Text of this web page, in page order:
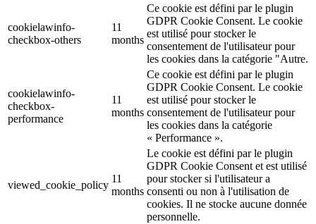
cookielawinfo-
checkbox-others
11
months
Ce cookie est défini par le plugin
GDPR Cookie Consent. Le cookie
est utilisé pour stocker le
consentement de l'utilisateur pour
les cookies dans la catégorie "Autre.
cookielawinfo-
checkbox-
performance
11
months
Ce cookie est défini par le plugin
GDPR Cookie Consent. Le cookie
est utilisé pour stocker le
consentement de l'utilisateur pour
les cookies dans la catégorie
« Performance ».
viewed_cookie_policy
11
months
Le cookie est défini par le plugin
GDPR Cookie Consent et est utilisé
pour stocker si l'utilisateur a
consenti ou non à l'utilisation de
cookies. Il ne stocke aucune donnée
personnelle.